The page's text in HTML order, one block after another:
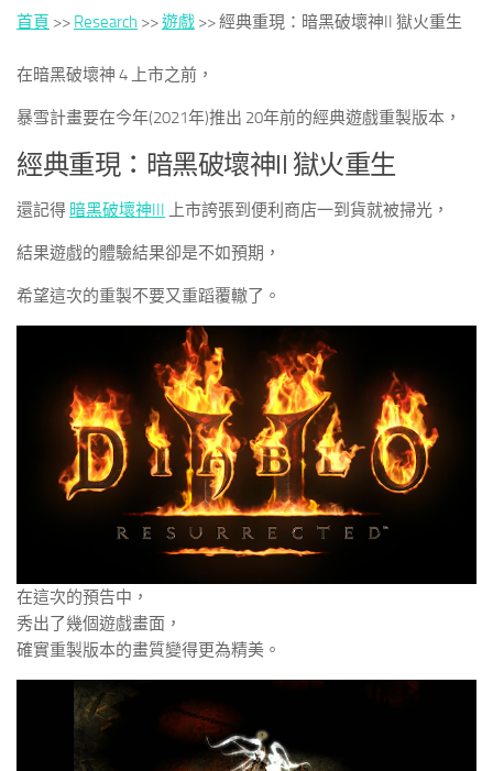
首頁 >> Research >>遊戲 >>經典重現：暗黑破壞神II 獄火重生
在暗黑破壞神 4 上市之前，
暴雪計畫要在今年(2021年)推出 20年前的經典遊戲重製版本，
經典重現：暗黑破壞神II 獄火重生
還記得 暗黑破壞神III 上市誇張到便利商店一到貨就被掃光，
結果遊戲的體驗結果卻是不如預期，
希望這次的重製不要又重蹈覆轍了。
在這次的預告中，
秀出了幾個遊戲畫面，
確實重製版本的畫質變得更為精美。